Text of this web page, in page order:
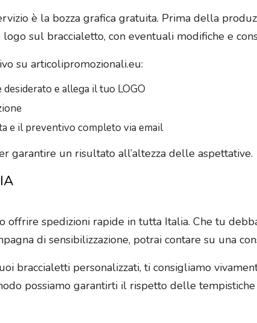
è la bozza grafica gratuita. Prima della
sul braccialetto, con eventuali modifiche e
su articolipromozionali.eu:
e allega il tuo LOGO
e il preventivo completo via email
garantire un risultato all’altezza delle aspettative.
offrire spedizioni rapide in tutta Italia. Che tu
di sensibilizzazione, potrai contare su una
braccialetti personalizzati, ti consigliamo
possiamo garantirti il rispetto delle